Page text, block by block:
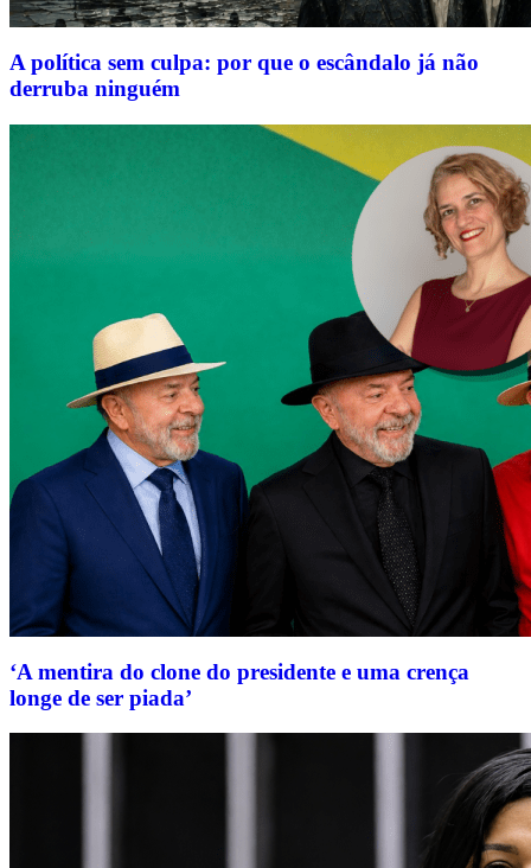
A política sem culpa: por que o escândalo já não
derruba ninguém
‘A mentira do clone do presidente e uma crença
longe de ser piada’